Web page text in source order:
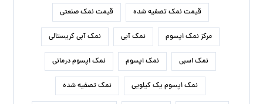
قیمت نمک تصفیه شده قیمت نمک صنعتی
مرکز نمک اپسوم نمک آبی نمک آبی کریستالی
نمک اسبی نمک اپسوم نمک اپسوم درمانی
نمک اپسوم یک کیلویی نمک تصفیه شده